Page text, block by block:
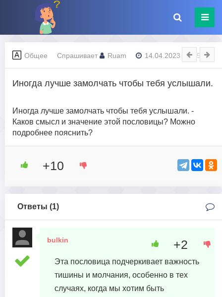
Общее Спрашивает Ruam 14.04.2023 - 01:58
Иногда лучше замолчать чтобы тебя услышали.
Иногда лучше замолчать чтобы тебя услышали. -
Каков смысл и значение этой пословицы? Можно
подробнее пояснить?
+10
Ответы (1)
bulkin
Эта пословица подчеркивает важность
тишины и молчания, особенно в тех
случаях, когда мы хотим быть
+2